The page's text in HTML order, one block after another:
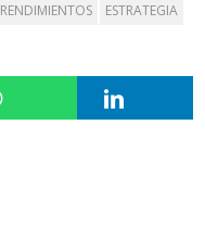
RENDIMIENTOS
ESTRATEGIA